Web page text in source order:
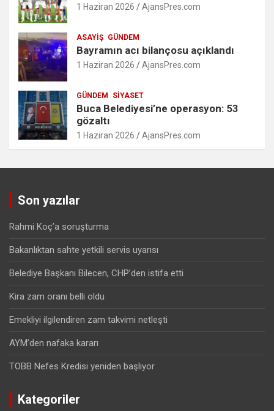
1 Haziran 2026 AjansPres.com
ASAYIŞ GÜNDEM
Bayramın acı bilançosu açıklandı
1 Haziran 2026 AjansPres.com
GÜNDEM SIYASET
Buca Belediyesi’ne operasyon: 53
gözaltı
1 Haziran 2026 AjansPres.com
Son yazılar
Rahmi Koç’a soruşturma
Bakanlıktan sahte yetkili servis uyarısı
Belediye Başkanı Bilecen, CHP’den istifa etti
Kira zam oranı belli oldu
Emekliyi ilgilendiren zam takvimi netleşti
AYM’den nafaka kararı
TOBB Nefes Kredisi yeniden başlıyor
Kategoriler